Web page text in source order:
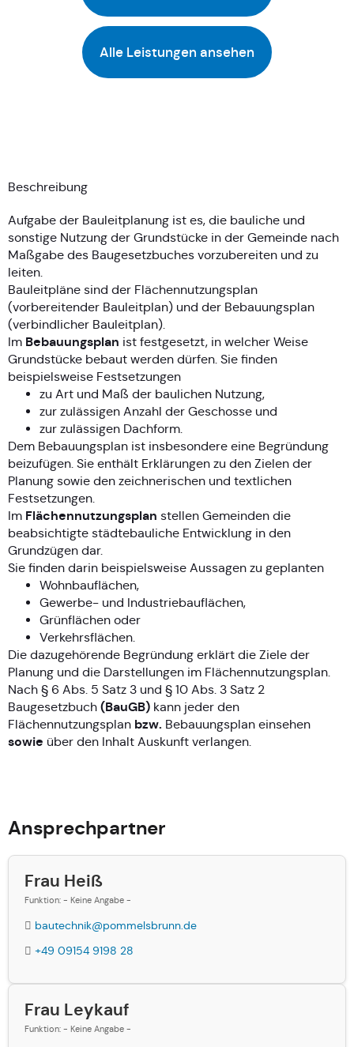
Alle Leistungen ansehen
Beschreibung
Aufgabe der Bauleitplanung ist es, die bauliche und
sonstige Nutzung der Grundstücke in der Gemeinde nach
Maßgabe des Baugesetzbuches vorzubereiten und zu
leiten.
Bauleitpläne sind der Flächennutzungsplan
(vorbereitender Bauleitplan) und der Bebauungsplan
(verbindlicher Bauleitplan).
Im Bebauungsplan ist festgesetzt, in welcher Weise
Grundstücke bebaut werden dürfen. Sie finden
beispielsweise Festsetzungen
zu Art und Maß der baulichen Nutzung,
zur zulässigen Anzahl der Geschosse und
zur zulässigen Dachform.
Dem Bebauungsplan ist insbesondere eine Begründung
beizufügen. Sie enthält Erklärungen zu den Zielen der
Planung sowie den zeichnerischen und textlichen
Festsetzungen.
Im Flächennutzungsplan stellen Gemeinden die
beabsichtigte städtebauliche Entwicklung in den
Grundzügen dar.
Sie finden darin beispielsweise Aussagen zu geplanten
Wohnbauflächen,
Gewerbe- und Industriebauflächen,
Grünflächen oder
Verkehrsflächen.
Die dazugehörende Begründung erklärt die Ziele der
Planung und die Darstellungen im Flächennutzungsplan.
Nach § 6 Abs. 5 Satz 3 und § 10 Abs. 3 Satz 2
Baugesetzbuch (BauGB) kann jeder den
Flächennutzungsplan bzw. Bebauungsplan einsehen
sowie über den Inhalt Auskunft verlangen.
Ansprechpartner
Frau Heiß
Funktion: - Keine Angabe -
bautechnik@pommelsbrunn.de
+49 09154 9198 28
Frau Leykauf
Funktion: - Keine Angabe -